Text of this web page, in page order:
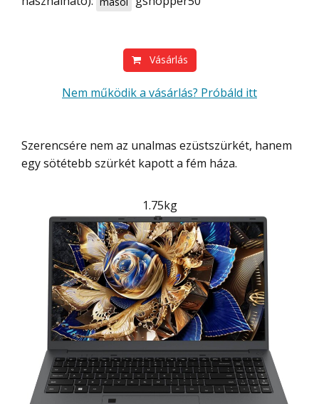
Vásárlás
Nem működik a vásárlás? Próbáld itt
Szerencsére nem az unalmas ezüstszürkét, hanem
egy sötétebb szürkét kapott a fém háza.
1.75kg